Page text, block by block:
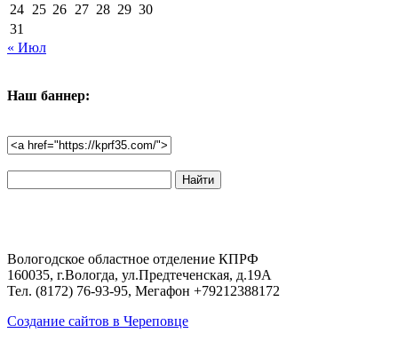
24 25 26 27 28 29 30
31
« Июл
Наш баннер:
по
Вологодское областное отделение КПРФ
160035, г.Вологда, ул.Предтеченская, д.19А
Тел. (8172) 76-93-95, Мегафон +79212388172
Создание сайтов в Череповце